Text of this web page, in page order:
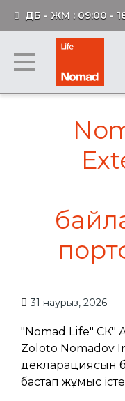
ДБ - ЖМ : 09:00 -
31 наурыз, 2026
"Nomad Life"
Zoloto Nomadov
декларациясын
бастап жұмыс